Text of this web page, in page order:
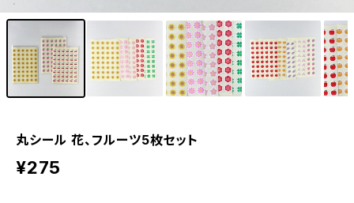
丸シール 花、フルーツ5枚セット
¥275